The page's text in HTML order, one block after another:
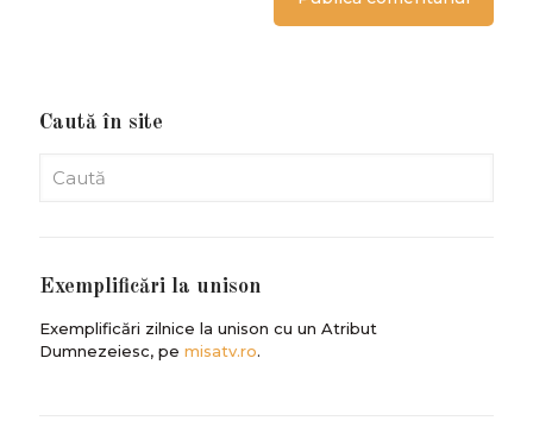
Caută în site
Exemplificări la unison
Exemplificări zilnice la unison cu un Atribut
Dumnezeiesc, pe misatv.ro.